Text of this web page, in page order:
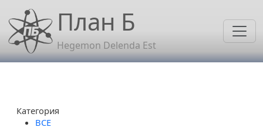
Перейти к основному содержанию
План Б
Hegemon Delenda Est
Категория